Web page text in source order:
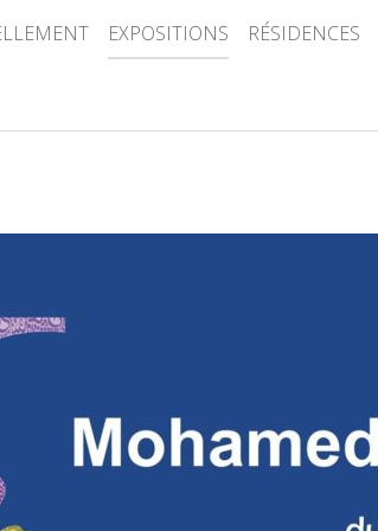
EXPOSITIONS RÉSIDENCES